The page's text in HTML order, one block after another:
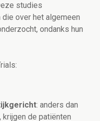
studies
over het algemeen
ondanks hun
: anders dan
de patiënten